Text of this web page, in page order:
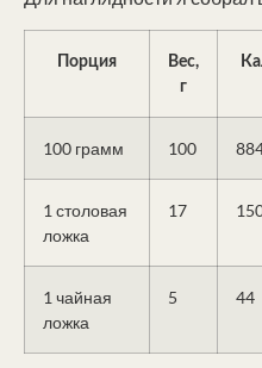
Порция
Вес,
г
100 грамм 100
1 столовая
ложка
17
1 чайная
ложка
5 44